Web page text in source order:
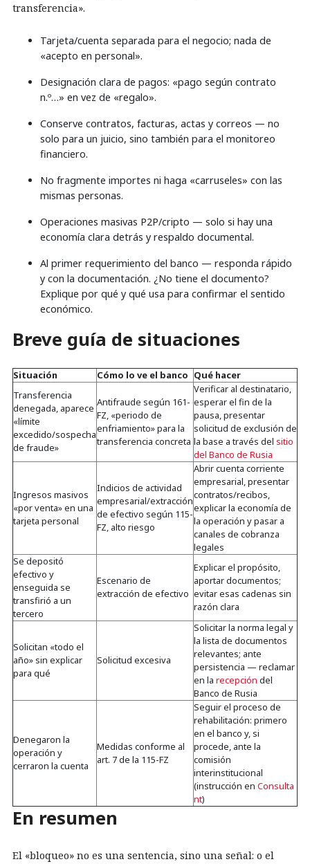
transferencia».
Tarjeta/cuenta separada para el negocio; nada de
«acepto en personal».
Designación clara de pagos: «pago según contrato
n.º…» en vez de «regalo».
Conserve contratos, facturas, actas y correos — no
solo para un juicio, sino también para el monitoreo
financiero.
No fragmente importes ni haga «carruseles» con las
mismas personas.
Operaciones masivas P2P/cripto — solo si hay una
economía clara detrás y respaldo documental.
Al primer requerimiento del banco — responda rápido
y con la documentación. ¿No tiene el documento?
Explique por qué y qué usa para confirmar el sentido
económico.
Breve guía de situaciones
Situación Cómo lo ve el banco Qué hacer
Transferencia
denegada, aparece
«límite
excedido/sospecha
de fraude»
Antifraude según 161-
FZ, «periodo de
enfriamiento» para la
transferencia concreta
Verificar al destinatario,
esperar el fin de la
pausa, presentar
solicitud de exclusión de
la base a través del sitio
del Banco de Rusia
Ingresos masivos
«por venta» en una
tarjeta personal
Indicios de actividad
empresarial/extracción
de efectivo según 115-
FZ, alto riesgo
Abrir cuenta corriente
empresarial, presentar
contratos/recibos,
explicar la economía de
la operación y pasar a
canales de cobranza
legales
Se depositó
efectivo y
enseguida se
transfirió a un
tercero
Escenario de
extracción de efectivo
Explicar el propósito,
aportar documentos;
evitar esas cadenas sin
razón clara
Solicitan «todo el
año» sin explicar
para qué
Solicitud excesiva
Solicitar la norma legal y
la lista de documentos
relevantes; ante
persistencia — reclamar
en la recepción del
Banco de Rusia
Denegaron la
operación y
cerraron la cuenta
Medidas conforme al
art. 7 de la 115-FZ
Seguir el proceso de
rehabilitación: primero
en el banco y, si
procede, ante la
comisión
interinstitucional
(instrucción en Consulta
nt)
En resumen
El «bloqueo» no es una sentencia, sino una señal: o el